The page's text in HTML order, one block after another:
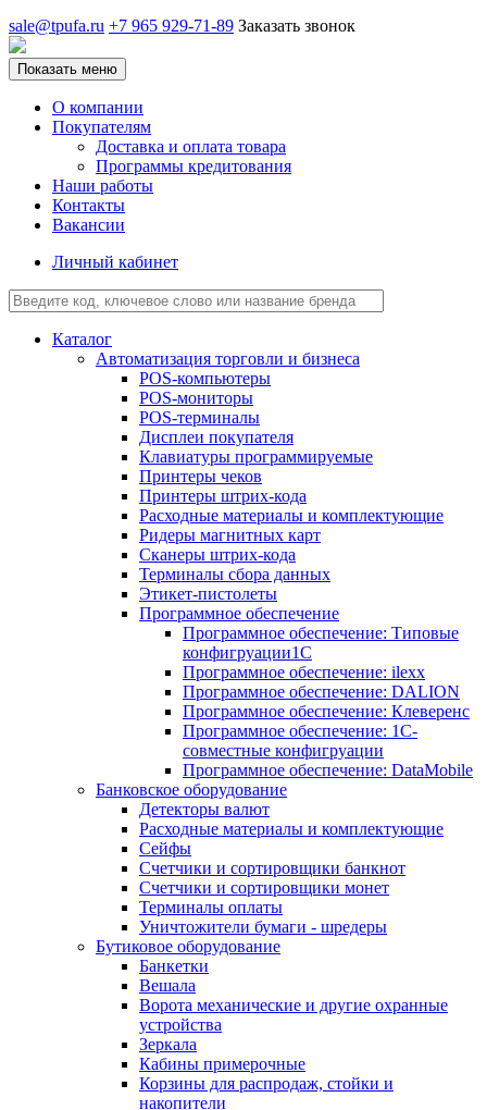
sale@tpufa.ru +7 965 929-71-89 Заказать звонок
Показать меню
О компании
Покупателям
Доставка и оплата товара
Программы кредитования
Наши работы
Контакты
Вакансии
Личный кабинет
Каталог
Автоматизация торговли и бизнеса
POS-компьютеры
POS-мониторы
POS-терминалы
Дисплеи покупателя
Клавиатуры программируемые
Принтеры чеков
Принтеры штрих-кода
Расходные материалы и комплектующие
Ридеры магнитных карт
Сканеры штрих-кода
Терминалы сбора данных
Этикет-пистолеты
Программное обеспечение
Программное обеспечение: Типовые
конфигруации1С
Программное обеспечение: ilexx
Программное обеспечение: DALION
Программное обеспечение: Клеверенс
Программное обеспечение: 1С-
совместные конфигруации
Программное обеспечение: DataMobile
Банковское оборудование
Детекторы валют
Расходные материалы и комплектующие
Сейфы
Счетчики и сортировщики банкнот
Счетчики и сортировщики монет
Терминалы оплаты
Уничтожители бумаги - шредеры
Бутиковое оборудование
Банкетки
Вешала
Ворота механические и другие охранные
устройства
Зеркала
Кабины примерочные
Корзины для распродаж, стойки и
накопители